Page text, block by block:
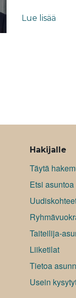
Lue lisää
ALAVALIKKO
Hakijalle
Täytä
Etsi asuntoa
Taiteilija-
Liiketilat
Tietoa
Usein